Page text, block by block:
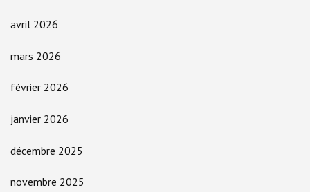
avril 2026
mars 2026
février 2026
janvier 2026
décembre 2025
novembre 2025